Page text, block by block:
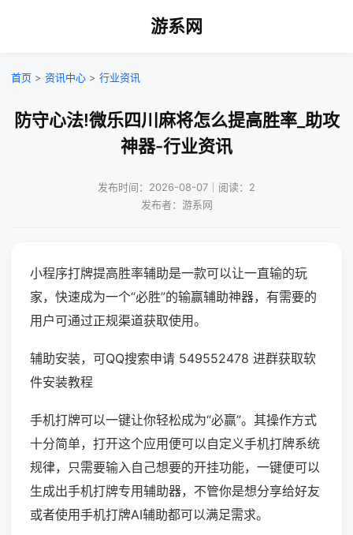
游系网
首页 > 资讯中心 > 行业资讯
防守心法!微乐四川麻将怎么提高胜率_助攻
神器-行业资讯
发布时间：2026-08-07｜阅读：2
发布者：游系网
小程序打牌提高胜率辅助是一款可以让一直输的玩
家，快速成为一个“必胜”的输赢辅助神器，有需要的
用户可通过正规渠道获取使用。
辅助安装，可QQ搜索申请 549552478 进群获取软
件安装教程
手机打牌可以一键让你轻松成为“必赢”。其操作方式
十分简单，打开这个应用便可以自定义手机打牌系统
规律，只需要输入自己想要的开挂功能，一键便可以
生成出手机打牌专用辅助器，不管你是想分享给好友
或者使用手机打牌AI辅助都可以满足需求。